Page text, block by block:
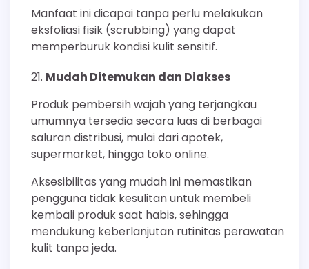
Manfaat ini dicapai tanpa perlu melakukan
eksfoliasi fisik (scrubbing) yang dapat
memperburuk kondisi kulit sensitif.
Mudah Ditemukan dan Diakses
Produk pembersih wajah yang terjangkau
umumnya tersedia secara luas di berbagai
saluran distribusi, mulai dari apotek,
supermarket, hingga toko online.
Aksesibilitas yang mudah ini memastikan
pengguna tidak kesulitan untuk membeli
kembali produk saat habis, sehingga
mendukung keberlanjutan rutinitas perawatan
kulit tanpa jeda.